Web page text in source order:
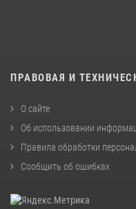
ПРАВОВАЯ И
О сайте
Об использовании
Правила обработки
Сообщить об ошибках